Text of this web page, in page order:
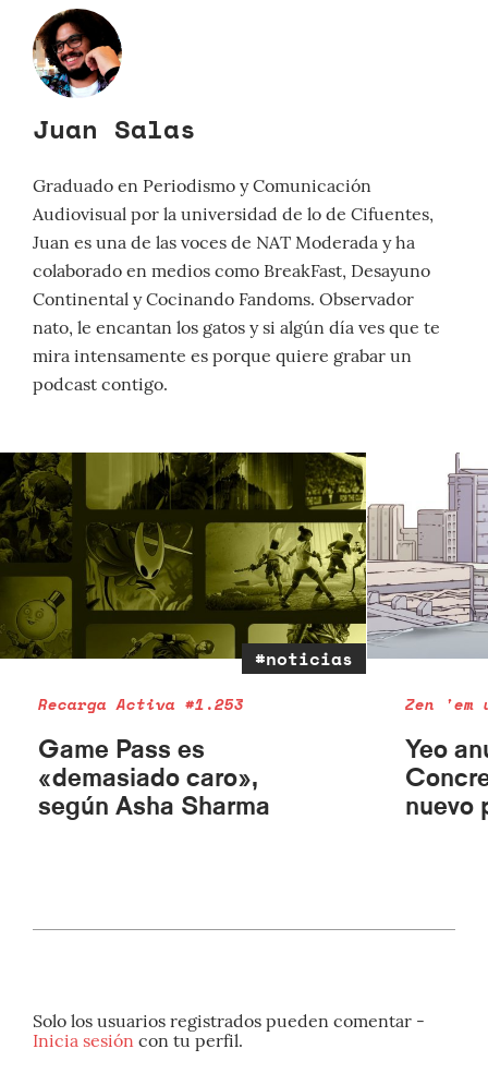
Juan Salas
Graduado en Periodismo y Comunicación
Audiovisual por la universidad de lo de Cifuentes,
Juan es una de las voces de NAT Moderada y ha
colaborado en medios como BreakFast, Desayuno
Continental y Cocinando Fandoms. Observador
nato, le encantan los gatos y si algún día ves que te
mira intensamente es porque quiere grabar un
podcast contigo.
#noticias
Recarga Activa #1.253
Game Pass es
«demasiado caro»,
según Asha Sharma
Zen 'em
Yeo
nuevo
Solo los usuarios registrados pueden comentar -
Inicia sesión con tu perfil.